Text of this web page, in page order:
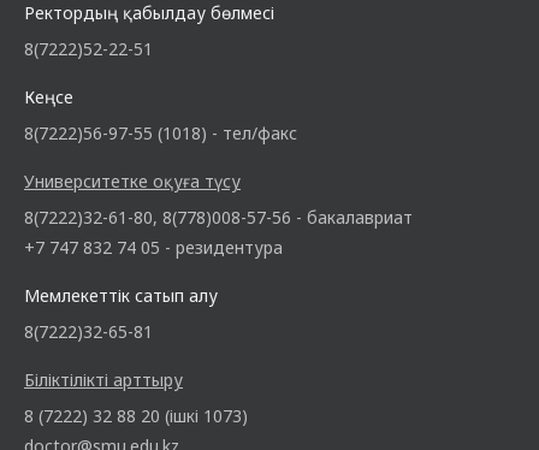
Ректордың қабылдау бөлмесі
8(7222)52-22-51
Кеңсе
8(7222)56-97-55 (1018) - тел/факс
Университетке оқуға түсу
8(7222)32-61-80, 8(778)008-57-56 - бакалавриат
+7 747 832 74 05 - резидентура
Мемлекеттік сатып алу
8(7222)32-65-81
Біліктілікті арттыру
8 (7222) 32 88 20 (ішкі 1073)